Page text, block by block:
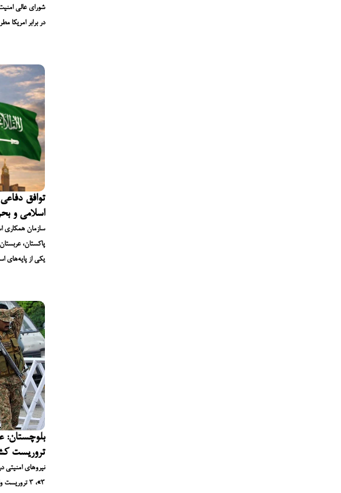
شورای عالی
در برابر امریکا
توافق
اسلامی و
سازمان همکاری
پاکستان،
یکی از پایه‌های
تروریست
نیروهای امنیتی